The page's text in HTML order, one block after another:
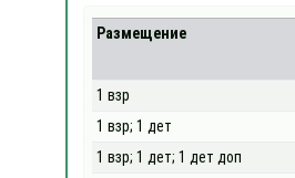
Размещение
1 взр
1 взр; 1 дет
1 взр; 1 дет; 1 дет доп